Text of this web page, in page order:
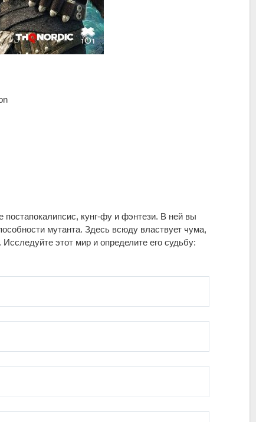
кунг-фу и фэнтези. В ней вы
мутанта. Здесь всюду властвует чума,
этот мир и определите его судьбу: